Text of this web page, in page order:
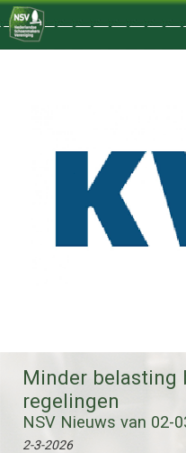
Minder belasting
regelingen
NSV Nieuws van 02-
2-3-2026